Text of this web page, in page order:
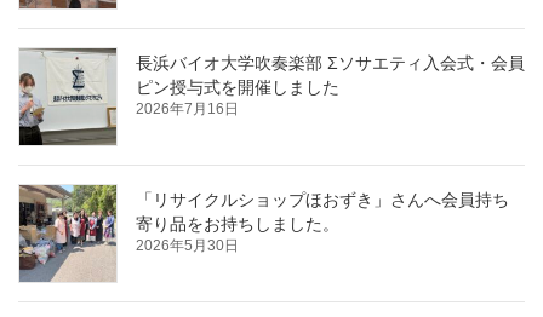
長浜バイオ大学吹奏楽部 Σソサエティ入会式・会員
ピン授与式を開催しました
2026年7月16日
「リサイクルショップほおずき」さんへ会員持ち
寄り品をお持ちしました。
2026年5月30日